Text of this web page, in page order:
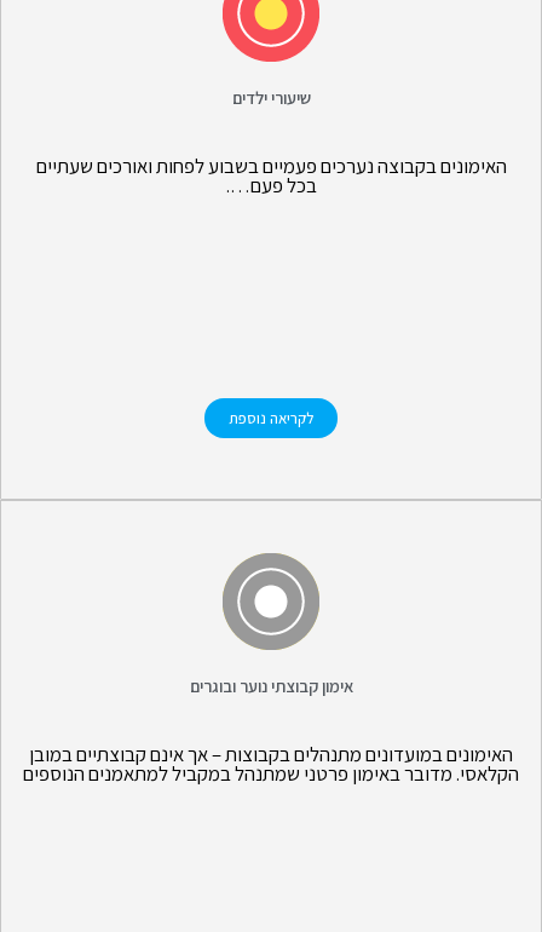
שיעורי ילדים
האימונים בקבוצה נערכים פעמיים בשבוע לפחות ואורכים שעתיים
בכל פעם….
לקריאה נוספת
אימון קבוצתי נוער ובוגרים
האימונים במועדונים מתנהלים בקבוצות – אך אינם קבוצתיים במובן
הקלאסי. מדובר באימון פרטני שמתנהל במקביל למתאמנים הנוספים